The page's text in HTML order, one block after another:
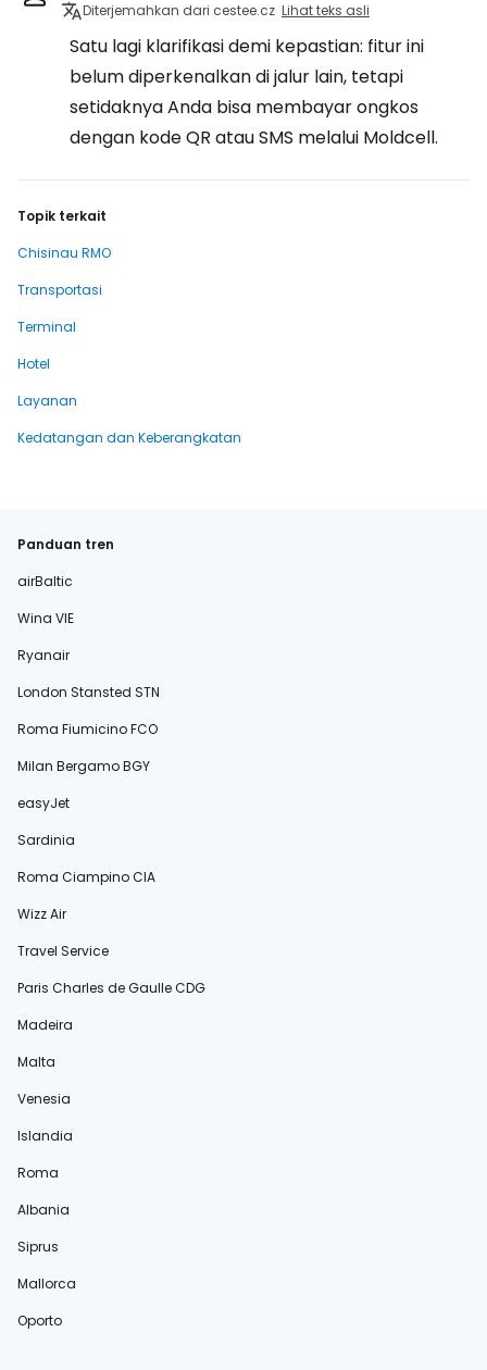
Diterjemahkan dari cestee.cz Lihat teks asli
Satu lagi klarifikasi demi kepastian: fitur ini
belum diperkenalkan di jalur lain, tetapi
setidaknya Anda bisa membayar ongkos
dengan kode QR atau SMS melalui Moldcell.
Topik terkait
Chisinau RMO
Transportasi
Terminal
Hotel
Layanan
Kedatangan dan Keberangkatan
Panduan tren
airBaltic
Wina VIE
Ryanair
London Stansted STN
Roma Fiumicino FCO
Milan Bergamo BGY
easyJet
Sardinia
Roma Ciampino CIA
Wizz Air
Travel Service
Paris Charles de Gaulle CDG
Madeira
Malta
Venesia
Islandia
Roma
Albania
Siprus
Mallorca
Oporto